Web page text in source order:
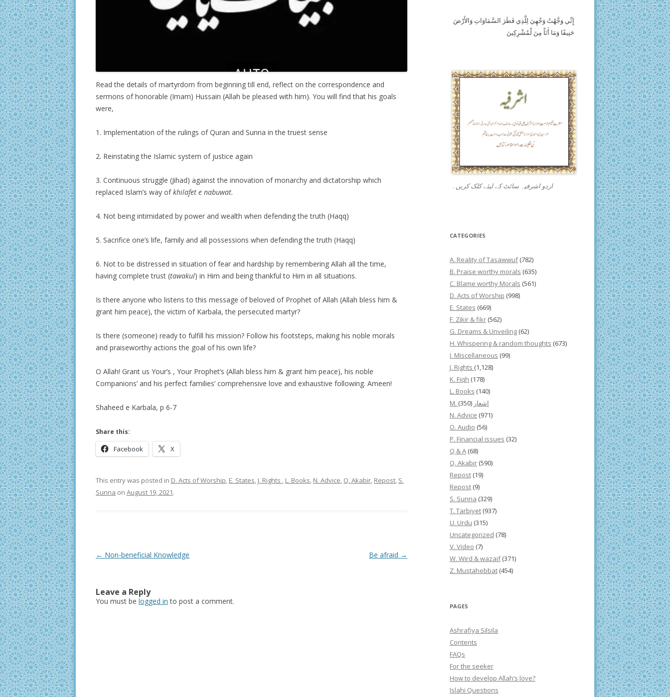
Read the details of martyrdom from beginning till end, reflect on the correspondence and
sermons of honorable (Imam) Hussain (Allah be pleased with him). You will find that his goals
were,
1. Implementation of the rulings of Quran and Sunna in the truest sense
2. Reinstating the Islamic system of justice again
3. Continuous struggle (Jihad) against the innovation of monarchy and dictatorship which
replaced Islam’s way ofkhilafet e nabuwat.
4. Not being intimidated by power and wealth when defending the truth (Haqq)
5. Sacrifice one’s life, family and all possessions when defending the truth (Haqq)
6. Not to be distressed in situation of fear and hardship by remembering Allah all the time,
having complete trust (tawakul) in Him and being thankful to Him in all situations.
Is there anyone who listens to this message of beloved of Prophet of Allah (Allah bless him &
grant him peace), the victim of Karbala, the persecuted martyr?
Is there (someone) ready to fulfill his mission? Follow his footsteps, making his noble morals
and praiseworthy actions the goal of his own life?
O Allah! Grant us Your’s , Your Prophet’s (Allah bless him & grant him peace), his noble
Companions’ and his perfect families’ comprehensive love and exhaustive following. Ameen!
Shaheed e Karbala, p 6-7
Share this:
Facebook X
This entry was posted in D. Acts of Worship E. States J. Rights L. Books N. Advice Q. Akabir Repost S.
Sunna on August 19, 2021.
Post
← Non-beneficial Knowledge Be afraid →
Leave a Reply
You must be logged in to post a comment.
إِنِّي وَجَّهْتُ وَجْهِيَ لِلَّذِي فَطَرَ السَّمَاوَاتِ وَالأَرْضَ
حَنِيفًا وَمَا أَنَاْ مِنَ لْمُشْرِكِينَ
اردو اشرفیہ سائٹ کے لیئے کلک کریں۔
CATEGORIES
A. Reality of Tasawwuf(782)
B. Praise worthy morals (635)
C. Blame worthy Morals (561)
D. Acts of Worship (998)
E. States (669)
F. Zikir & fikr (562)
G. Dreams & Unveiling (62)
H. Whispering & random thoughts (673)
I. Miscellaneous (99)
J. Rights (1,128)
K. Fiqh (178)
L. Books (140)
M. اشعار (350)
N. Advice (971)
O. Audio (56)
P. Financial issues (32)
Q & A (68)
Q. Akabir (590)
Repost (19)
Repost (9)
S. Sunna (329)
T. Tarbiyet (937)
U. Urdu (315)
Uncategorized (78)
V. Video (7)
W. Wird & wazaif(371)
Z. Mustahebbat (454)
PAGES
Ashrafiya Silsila
Contents
FAQs
For the seeker
How to develop Allah’s love?
Islahi Questions